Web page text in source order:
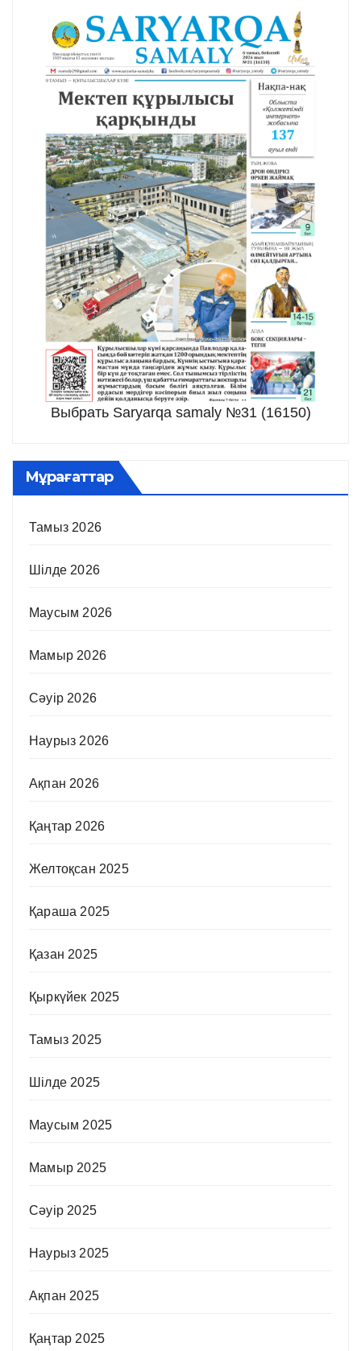
Выбрать Saryarqa samaly №31 (16150)
Мұрағаттар
Тамыз 2026
Шілде 2026
Маусым 2026
Мамыр 2026
Сәуір 2026
Наурыз 2026
Ақпан 2026
Қаңтар 2026
Желтоқсан 2025
Қараша 2025
Қазан 2025
Қыркүйек 2025
Тамыз 2025
Шілде 2025
Маусым 2025
Мамыр 2025
Сәуір 2025
Наурыз 2025
Ақпан 2025
Қаңтар 2025